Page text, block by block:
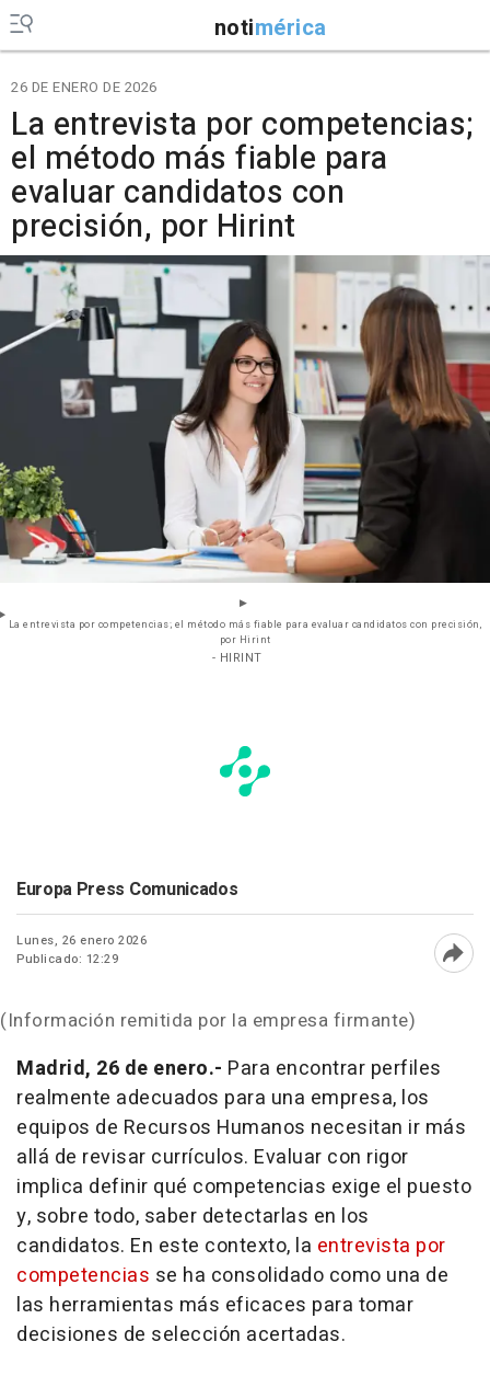
notimérica
26 DE ENERO DE 2026
La entrevista por competencias;
el método más fiable para
evaluar candidatos con
precisión, por Hirint
La entrevista por competencias; el método más fiable para evaluar candidatos con precisión,
por Hirint
- HIRINT
Europa Press Comunicados
Lunes, 26 enero 2026
Publicado: 12:29
(Información remitida por la empresa firmante)
Madrid, 26 de enero.- Para encontrar perfiles
realmente adecuados para una empresa, los
equipos de Recursos Humanos necesitan ir más
allá de revisar currículos. Evaluar con rigor
implica definir qué competencias exige el puesto
y, sobre todo, saber detectarlas en los
candidatos. En este contexto, la entrevista por
competencias se ha consolidado como una de
las herramientas más eficaces para tomar
decisiones de selección acertadas.